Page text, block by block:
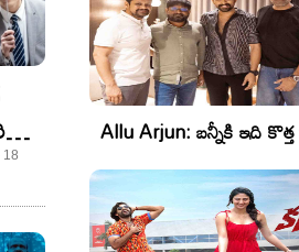
18
Allu Arjun: బన్నీకి ఇది